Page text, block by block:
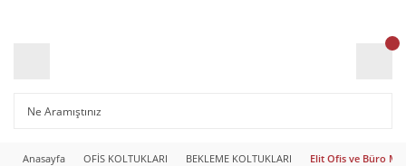
Anasayfa OFİS KOLTUKLARI BEKLEME KOLTUKLARI Elit Ofis ve Büro